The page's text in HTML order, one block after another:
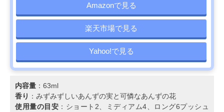
Amazonで見る
楽天市場で見る
Yahoo!で見る
内容量 ：63ml
香り ：みずみずしいあんずの実と可憐なあんずの花
使用量の目安 ：ショート2、ミディアム4、ロング6プッシュ